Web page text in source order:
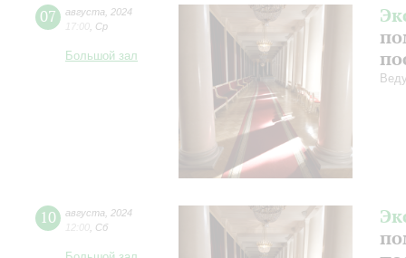
07 августа
2024
17:00 Ср
Большой зал
10 августа
2024
12:00 Сб